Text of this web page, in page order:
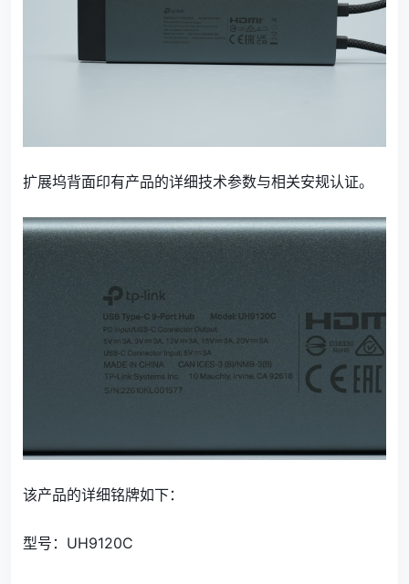
扩展坞背面印有产品的详细技术参数与相关安规认证。
该产品的详细铭牌如下：
型号：UH9120C